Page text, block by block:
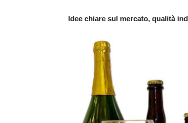
Idee chiare sul mercato, qualità